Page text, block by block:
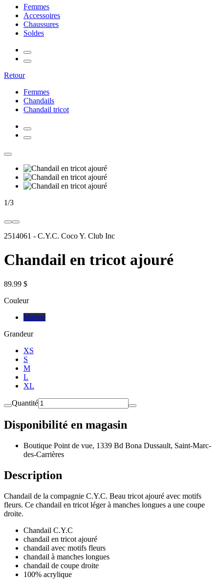
Femmes
Accessoires
Chaussures
Soldes
Retour
Femmes
Chandails
Chandail tricot
1/3
2514061 - C.Y.C. Coco Y. Club Inc
Chandail en tricot ajouré
89.99 $
Couleur
Marine
Grandeur
XS
S
M
L
XL
Quantité
Disponibilité en magasin
Boutique Point de vue, 1339 Bd Bona Dussault, Saint-Marc-
des-Carrières
Description
Chandail de la compagnie C.Y.C. Beau tricot ajouré avec motifs
fleurs. Ce chandail en tricot léger à manches longues a une coupe
droite.
Chandail C.Y.C
chandail en tricot ajouré
chandail avec motifs fleurs
chandail à manches longues
chandail de coupe droite
100% acrylique